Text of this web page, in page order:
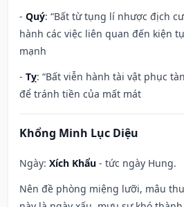
- Quý: “Bất từ tụng lí nhược địch
hành các việc liên quan đến kiện
mạnh
- Tỵ: “Bất viễn hành tài vật phục
để tránh tiền của mất mát
Khổng Minh Lục Diệu
Ngày: Xích Khẩu - tức ngày Hung.
Nên đề phòng miệng lưỡi, mâu